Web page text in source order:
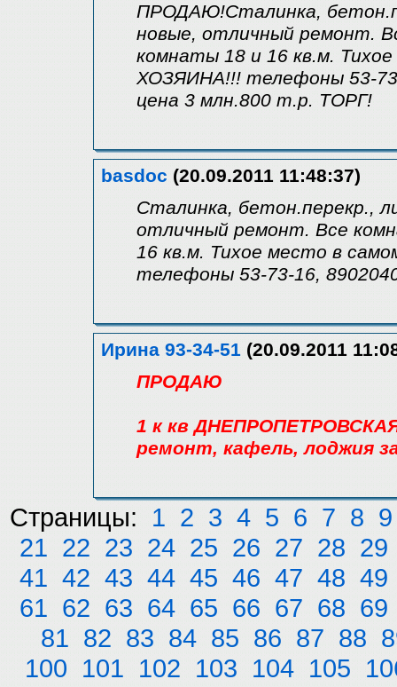
ПРОДАЮ!Сталинка,
новые, отличный ремонт.
комнаты 18 и 16 кв.м.
ХОЗЯИНА!!! телефоны 53-
цена 3 млн.800 т.р. ТОРГ!
basdoc (20.09.2011 11:48:37)
Сталинка, бетон.перекр.,
отличный ремонт. Все
16 кв.м. Тихое место в
телефоны 53-73-16,
Ирина 93-34-51 (20.09.2011
ПРОДАЮ
1 к кв
ремонт, кафель, лоджия
Страницы: 1 2 3 4 5 6 7 8 9
21 22 23 24 25 26 27 28 29
41 42 43 44 45 46 47 48 49
61 62 63 64 65 66 67 68 69
81 82 83 84 85 86 87 88
100 101 102 103 104 105